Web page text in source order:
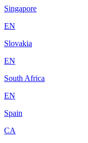
Singapore
EN
Slovakia
EN
South Africa
EN
Spain
CA